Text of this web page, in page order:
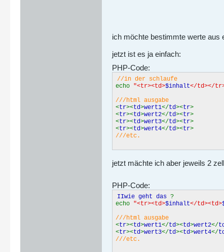
ich möchte bestimmte werte aus
jetzt ist es ja einfach:
PHP-Code:
//in der schlaufe
echo "<tr><td>$inhalt</td></
///html ausgabe
<tr><td>wert1</td><tr>
<tr><td>wert2</td><tr>
<tr><td>wert3</td><tr>
<tr><td>wert4</td><tr>
///etc.
jetzt mächte ich aber jeweils 2
PHP-Code:
IIwie geht das ?
echo "<tr><td>$inhalt</td><td>
///html ausgabe
<tr><td>wert1</td><td>wert2</
<tr><td>wert3</td><td>wert4</
///etc.